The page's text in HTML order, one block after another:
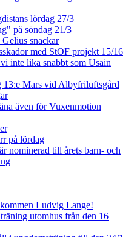
lördag 27/3
på söndag 21/3
snackar
med StOF projekt 15/16
inte lika snabbt som Usain
13:e Mars vid Albyfriluftsgård
även för Vuxenmotion
på lördag
nominerad till årets barn- och
Ludvig Lange!
utomhus från den 16